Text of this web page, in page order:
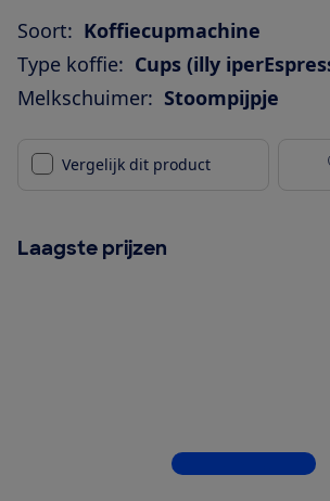
Soort: Koffiecupmachine
Type koffie: Cups (illy
Melkschuimer: Stoompijpje
Vergelijk dit product
Laagste prijzen
Bekijk alle 4 winkels